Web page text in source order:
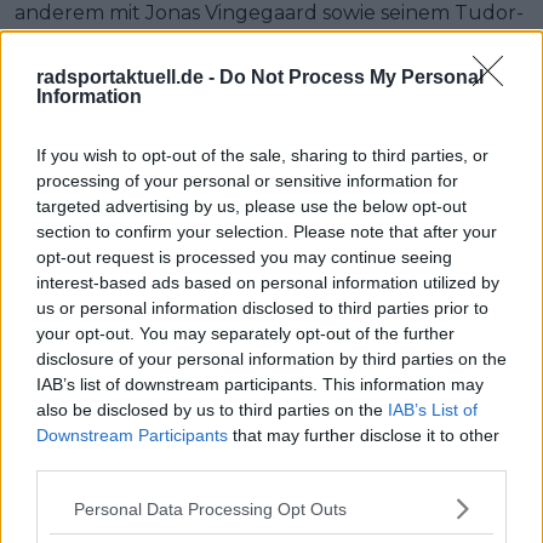
radsportaktuell.de - Do Not Process My Personal
Information
If you wish to opt-out of the sale, sharing to third parties, or
processing of your personal or sensitive information for
targeted advertising by us, please use the below opt-out
section to confirm your selection. Please note that after your
opt-out request is processed you may continue seeing
interest-based ads based on personal information utilized by
us or personal information disclosed to third parties prior to
your opt-out. You may separately opt-out of the further
disclosure of your personal information by third parties on the
IAB’s list of downstream participants. This information may
also be disclosed by us to third parties on the IAB’s List of
Downstream Participants that may further disclose it to other
Personal Data Processing Opt Outs
anderem mit Jonas Vingegaard sowie seinem Tudor-
Newsletter abonnieren!
Nachdem du auf „Abonnieren“ geklickt hast,
erhältst du sofort eine E-Mail von uns. Bei
einigen Lesern landet diese im Spam-
Ordner – überprüfe ihn daher bitte ebenfalls.
Alle wichtigen News, Ergebnisse und
Rennvorschauen – täglich kompakt per E-
Mail.
Abonnieren
Nic Gayer